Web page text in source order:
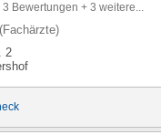
3 Bewertungen + 3 weitere...
2